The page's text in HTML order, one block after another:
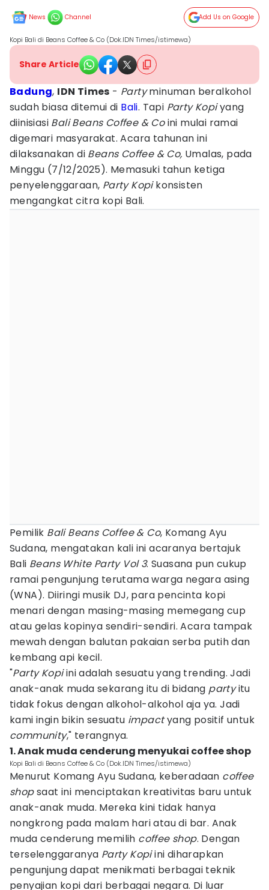
News Channel Add Us on Google
Kopi Bali di Beans Coffee & Co (Dok.IDN Times/istimewa)
Share Article
Badung, IDN Times - Partyminuman beralkohol
sudah biasa ditemui di Bali. Tapi Party Kopiyang
diinisiasi Bali Beans Coffee & Coini mulai ramai
digemari masyarakat. Acara tahunan ini
dilaksanakan di Beans Coffee & Co, Umalas, pada
Minggu (7/12/2025). Memasuki tahun ketiga
penyelenggaraan, Party Kopikonsisten
mengangkat citra kopi Bali.
Pemilik Bali Beans Coffee & Co, Komang Ayu
Sudana, mengatakan kali ini acaranya bertajuk
Bali Beans White Party Vol 3. Suasana pun cukup
ramai pengunjung terutama warga negara asing
(WNA). Diiringi musik DJ, para pencinta kopi
menari dengan masing-masing memegang cup
atau gelas kopinya sendiri-sendiri. Acara tampak
mewah dengan balutan pakaian serba putih dan
kembang api kecil.
"Party Kopiini adalah sesuatu yang trending. Jadi
anak-anak muda sekarang itu di bidang partyitu
tidak fokus dengan alkohol-alkohol aja ya. Jadi
kami ingin bikin sesuatu impactyang positif untuk
community," terangnya.
1. Anak muda cenderung menyukai coffee shop
Kopi Bali di Beans Coffee & Co (Dok.IDN Times/istimewa)
Menurut Komang Ayu Sudana, keberadaan coffee
shopsaat ini menciptakan kreativitas baru untuk
anak-anak muda. Mereka kini tidak hanya
nongkrong pada malam hari atau di bar. Anak
muda cenderung memilih coffee shop. Dengan
terselenggaranya Party Kopiini diharapkan
pengunjung dapat menikmati berbagai teknik
penyajian kopi dari berbagai negara. Di luar